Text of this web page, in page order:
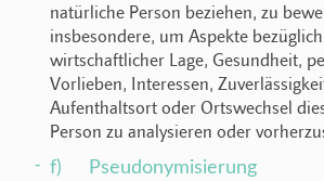
natürliche Person beziehen, zu
insbesondere, um Aspekte
wirtschaftlicher Lage, Gesundheit,
Vorlieben, Interessen,
Aufenthaltsort oder Ortswechsel
Person zu analysieren oder
f) Pseudonymisierung